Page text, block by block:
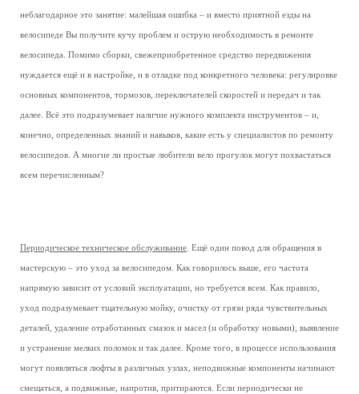
неблагодарное это занятие: малейшая ошибка – и вместо приятной езды на
велосипеде Вы получите кучу проблем и острую необходимость в ремонте
велосипеда. Помимо сборки, свежеприобретенное средство передвижения
нуждается ещё и в настройке, и в отладке под конкретного человека: регулировке
основных компонентов, тормозов, переключателей скоростей и передач и так
далее. Всё это подразумевает наличие нужного комплекта инструментов – и,
конечно, определенных знаний и навыков, какие есть у специалистов по ремонту
велосипедов. А многие ли простые любители вело прогулок могут похвастаться
всем перечисленным?
Периодическое техническое обслуживание . Ещё один повод для обращения в
мастерскую – это уход за велосипедом. Как говорилось выше, его частота
напрямую зависит от условий эксплуатации, но требуется всем. Как правило,
уход подразумевает тщательную мойку, очистку от грязи ряда чувствительных
деталей, удаление отработанных смазок и масел (и обработку новыми), выявление
и устранение мелких поломок и так далее. Кроме того, в процессе использования
могут появляться люфты в различных узлах, неподвижные компоненты начинают
смещаться, а подвижные, напротив, притираются. Если периодически не